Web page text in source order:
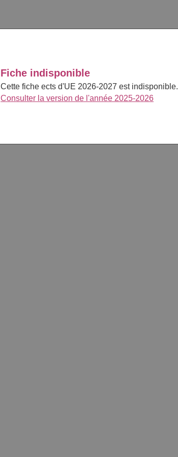
Fiche indisponible
Cette fiche ects d'UE 2026-2027 est indisponible.
Consulter la version de l'année 2025-2026